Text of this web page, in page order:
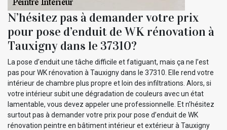
N’hésitez pas à demander votre prix
pour pose d’enduit de WK rénovation à
Tauxigny dans le 37310?
La pose d’enduit une tâche difficile et fatiguant, mais ça ne l’est
pas pour WK rénovation à Tauxigny dans le 37310. Elle rend votre
intérieur de chambre plus propre et loin des infiltrations. Alors, si
votre intérieur subit une dégradation de couleurs avec un état
lamentable, vous devez appeler une professionnelle. Et n’hésitez
surtout pas à demander votre prix pour pose d’enduit de WK
rénovation peintre en bâtiment intérieur et extérieur à Tauxigny